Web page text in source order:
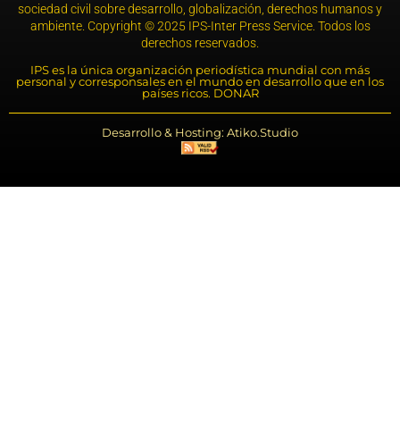
sociedad civil sobre desarrollo, globalización, derechos humanos y
ambiente. Copyright © 2025 IPS-Inter Press Service. Todos los
derechos reservados.
IPS es la única organización periodística mundial con más
personal y corresponsales en el mundo en desarrollo que en los
países ricos. DONAR
Desarrollo & Hosting: Atiko.Studio